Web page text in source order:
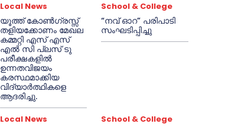
Local News
യൂത്ത് കോൺഗ്രസ്സ്
തളിയക്കോണം മേഖല
കമ്മറ്റി എസ് എസ്
എൽ സി പ്ലസ് ടു
പരീക്ഷകളിൽ
ഉന്നതവിജയം
കരസ്ഥമാക്കിയ
വിദ്യാർത്ഥികളെ
ആദരിച്ചു.
School & College
“നവ് ഓറ” പരിപാടി
സംഘടിപ്പിച്ചു
Local News School & College